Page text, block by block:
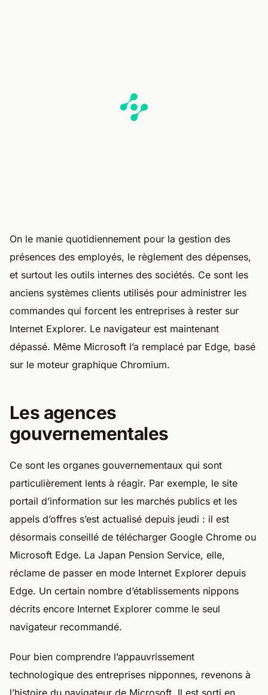
On le manie quotidiennement pour la gestion des
présences des employés, le règlement des dépenses,
et surtout les outils internes des sociétés. Ce sont les
anciens systèmes clients utilisés pour administrer les
commandes qui forcent les entreprises à rester sur
Internet Explorer. Le navigateur est maintenant
dépassé. Même Microsoft l’a remplacé par Edge, basé
sur le moteur graphique Chromium.
Les agences
gouvernementales
Ce sont les organes gouvernementaux qui sont
particulièrement lents à réagir. Par exemple, le site
portail d’information sur les marchés publics et les
appels d’offres s’est actualisé depuis jeudi : il est
désormais conseillé de télécharger Google Chrome ou
Microsoft Edge. La Japan Pension Service, elle,
réclame de passer en mode Internet Explorer depuis
Edge. Un certain nombre d’établissements nippons
décrits encore Internet Explorer comme le seul
navigateur recommandé.
Pour bien comprendre l’appauvrissement
technologique des entreprises nipponnes, revenons à
l’histoire du navigateur de Microsoft. Il est sorti en